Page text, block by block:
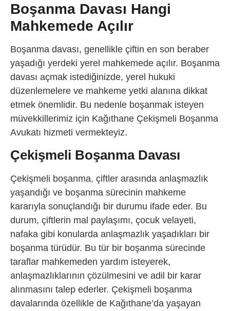
Boşanma Davası Hangi
Mahkemede Açılır
Boşanma davası, genellikle çiftin en son beraber
yaşadığı yerdeki yerel mahkemede açılır. Boşanma
davası açmak istediğinizde, yerel hukuki
düzenlemelere ve mahkeme yetki alanına dikkat
etmek önemlidir. Bu nedenle boşanmak isteyen
müvekkillerimiz için Kağıthane Çekişmeli Boşanma
Avukatı hizmeti vermekteyiz.
Çekişmeli Boşanma Davası
Çekişmeli boşanma, çiftler arasında anlaşmazlık
yaşandığı ve boşanma sürecinin mahkeme
kararıyla sonuçlandığı bir durumu ifade eder. Bu
durum, çiftlerin mal paylaşımı, çocuk velayeti,
nafaka gibi konularda anlaşmazlık yaşadıkları bir
boşanma türüdür. Bu tür bir boşanma sürecinde
taraflar mahkemeden yardım isteyerek,
anlaşmazlıklarının çözülmesini ve adil bir karar
alınmasını talep ederler. Çekişmeli boşanma
davalarında özellikle de Kağıthane’da yaşayan